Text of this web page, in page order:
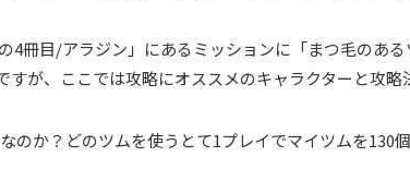
4冊目/アラジン」にあるミッションに「まつ毛のあ
が、ここでは攻略にオススメのキャラクターと攻略
のか？どのツムを使うとて1プレイでマイツムを130